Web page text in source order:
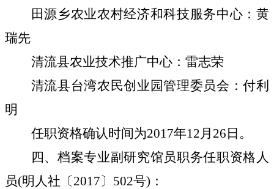
田源乡农业农村经济和科技服务中心：黄
瑞先
清流县农业技术推广中心：雷志荣
清流县台湾农民创业园管理委员会：付利
明
任职资格确认时间为2017年12月26日。
四、档案专业副研究馆员职务任职资格人
员(明人社〔2017〕502号)：